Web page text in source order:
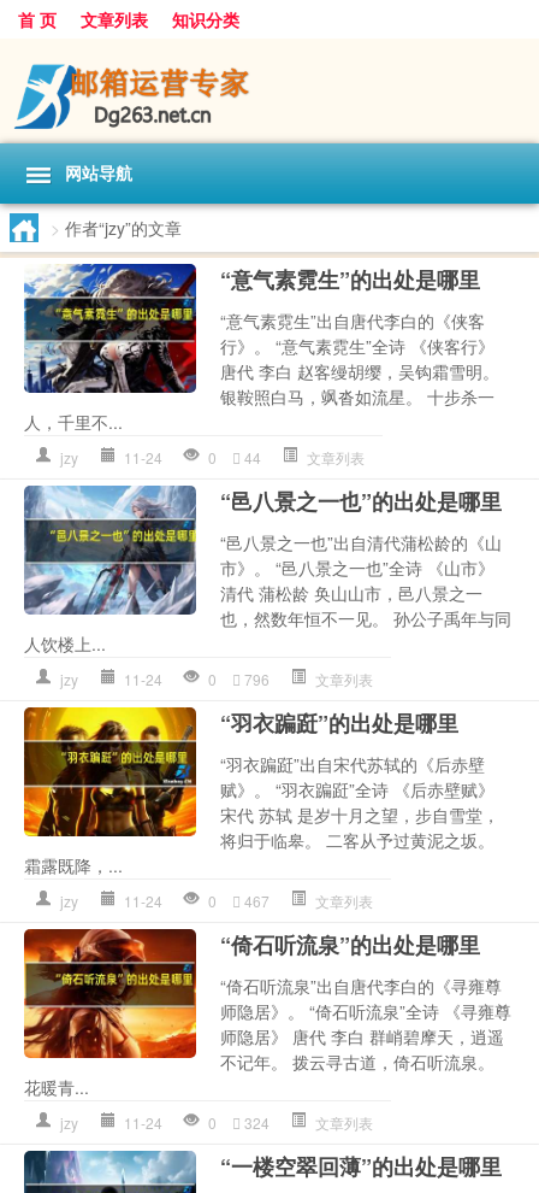
首 页 文章列表 知识分类
网站导航
> 作者“jzy”的文章
“意气素霓生”的出处是哪里
“意气素霓生”出自唐代李白的《侠客
行》。 “意气素霓生”全诗 《侠客行》
唐代 李白 赵客缦胡缨，吴钩霜雪明。
银鞍照白马，飒沓如流星。 十步杀一
人，千里不...
jzy 11-24 0 44 文章列表
“邑八景之一也”的出处是哪里
“邑八景之一也”出自清代蒲松龄的《山
市》。 “邑八景之一也”全诗 《山市》
清代 蒲松龄 奂山山市，邑八景之一
也，然数年恒不一见。 孙公子禹年与同
人饮楼上...
jzy 11-24 0 796 文章列表
“羽衣蹁跹”的出处是哪里
“羽衣蹁跹”出自宋代苏轼的《后赤壁
赋》。 “羽衣蹁跹”全诗 《后赤壁赋》
宋代 苏轼 是岁十月之望，步自雪堂，
将归于临皋。 二客从予过黄泥之坂。
霜露既降，...
jzy 11-24 0 467 文章列表
“倚石听流泉”的出处是哪里
“倚石听流泉”出自唐代李白的《寻雍尊
师隐居》。 “倚石听流泉”全诗 《寻雍尊
师隐居》 唐代 李白 群峭碧摩天，逍遥
不记年。 拨云寻古道，倚石听流泉。
花暖青...
jzy 11-24 0 324 文章列表
“一楼空翠回薄”的出处是哪里